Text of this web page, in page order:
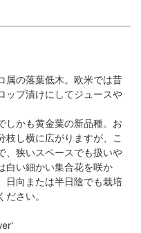
属の落葉低木。欧米では昔
ップ漬けにしてジュースや
しかも黄金葉の新品種。お
枝し横に広がりますが、こ
、狭いスペースでも扱いや
白い細かい集合花を咲か
日向または半日陰でも栽培
さい。